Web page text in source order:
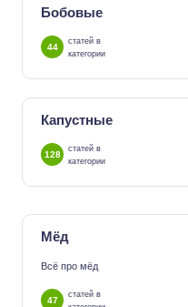
Бобовые
44
статей в
категории
Капустные
128
статей в
категории
Мёд
Всё про мёд
47
статей в